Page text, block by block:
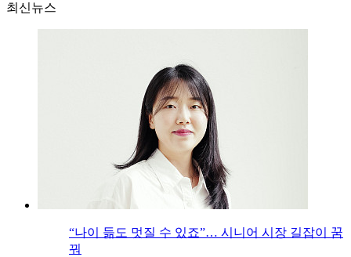
최신뉴스
“나이 듦도 멋질 수 있죠”… 시니어 시장 길잡이 꿈
꿔